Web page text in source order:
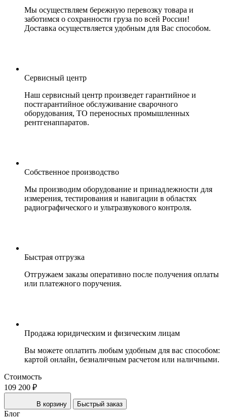
Мы осуществляем бережную перевозку товара и
заботимся о сохранности груза по всей России!
Доставка осуществляется удобным для Вас способом.
Сервисный центр
Наш сервисный центр произведет гарантийное и
постгарантийное обслуживание сварочного
оборудования, ТО переносных промышленных
рентгенаппаратов.
Собственное производство
Мы производим оборудование и принадлежности для
измерения, тестирования и навигации в областях
радиографического и ультразвукового контроля.
Быстрая отгрузка
Отгружаем заказы оперативно после получения оплаты
или платежного поручения.
Продажа юридическим и физическим лицам
Вы можете оплатить любым удобным для вас способом:
картой онлайн, безналичным расчетом или наличными.
Стоимость
109 200 ₽
В корзину Быстрый заказ
Блог